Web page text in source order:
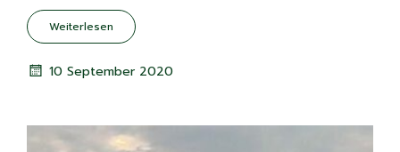
Weiterlesen
10 September 2020